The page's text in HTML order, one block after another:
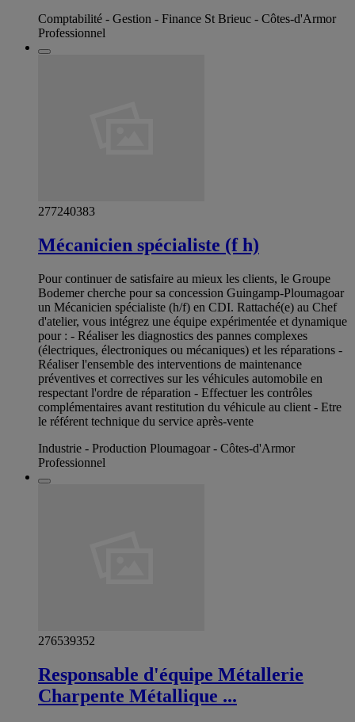
Comptabilité - Gestion - Finance St Brieuc - Côtes-d'Armor
Professionnel
277240383
Mécanicien spécialiste (f h)
Pour continuer de satisfaire au mieux les clients, le Groupe
Bodemer cherche pour sa concession Guingamp-Ploumagoar
un Mécanicien spécialiste (h/f) en CDI. Rattaché(e) au Chef
d'atelier, vous intégrez une équipe expérimentée et dynamique
pour : - Réaliser les diagnostics des pannes complexes
(électriques, électroniques ou mécaniques) et les réparations -
Réaliser l'ensemble des interventions de maintenance
préventives et correctives sur les véhicules automobile en
respectant l'ordre de réparation - Effectuer les contrôles
complémentaires avant restitution du véhicule au client - Etre
le référent technique du service après-vente
Industrie - Production Ploumagoar - Côtes-d'Armor
Professionnel
276539352
Responsable d'équipe Métallerie
Charpente Métallique ...